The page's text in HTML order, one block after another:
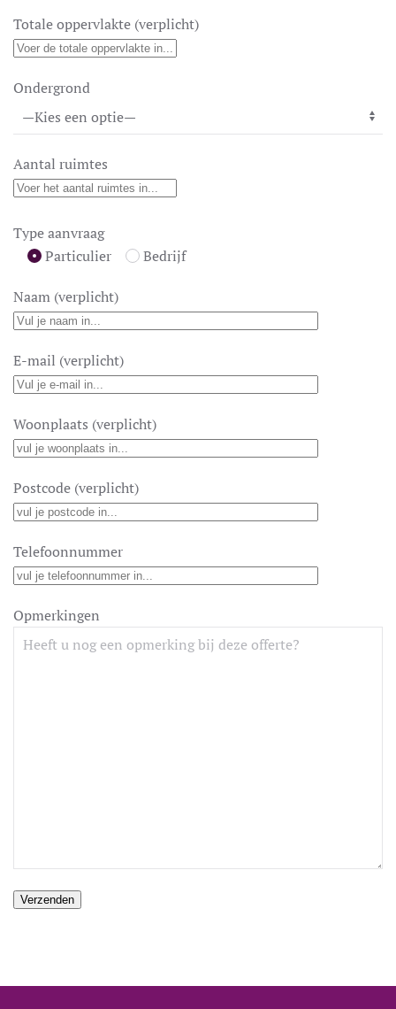
Totale oppervlakte (verplicht)
Ondergrond
Aantal ruimtes
Type aanvraag
Particulier
Bedrijf
Naam (verplicht)
E-mail (verplicht)
Woonplaats (verplicht)
Postcode (verplicht)
Telefoonnummer
Opmerkingen